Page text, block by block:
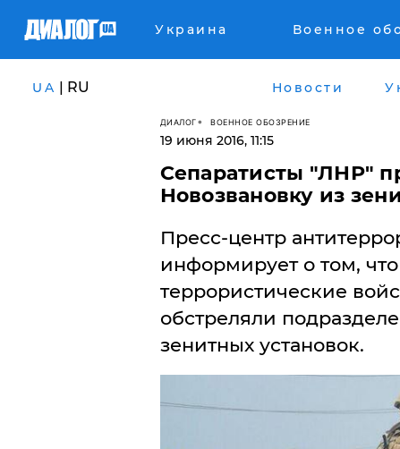
Украина Военное
UA | RU Новости
ДИАЛОГ ВОЕННОЕ ОБОЗРЕНИЕ
19 июня 2016, 11:15
Сепаратисты "ЛНР"
Новозвановку из
Пресс-центр
информирует о том,
террористические
обстреляли
зенитных установок.